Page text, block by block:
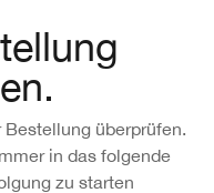
Bestellung überprüfen.
in das folgende
zu starten